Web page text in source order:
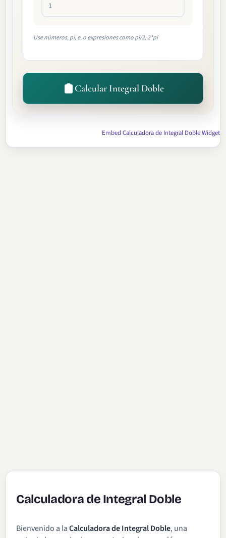
Use números, pi, e, o expresiones como pi/2, 2*pi
Calcular Integral Doble
Embed Calculadora de Integral Doble Widget
Calculadora de Integral Doble
Bienvenido a laCalculadora de Integral Doble, una